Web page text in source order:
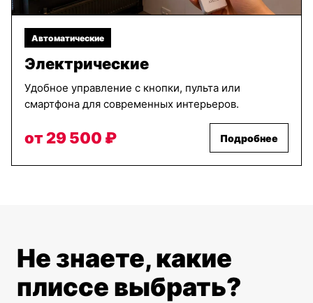
Автоматические
Электрические
Удобное управление с кнопки, пульта или
смартфона для современных интерьеров.
от 29 500 ₽ Подробнее
Не знаете, какие
плиссе выбрать?